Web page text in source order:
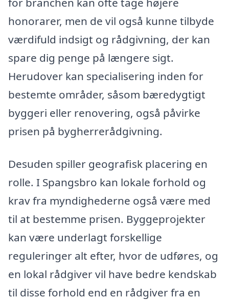
honorarer, men de vil også kunne tilbyde
værdifuld indsigt og rådgivning, der kan
spare dig penge på længere sigt.
Herudover kan specialisering inden for
bestemte områder, såsom bæredygtigt
byggeri eller renovering, også påvirke
prisen på bygherrerådgivning.
Desuden spiller geografisk placering en
rolle. I Spangsbro kan lokale forhold og
krav fra myndighederne også være med
til at bestemme prisen. Byggeprojekter
kan være underlagt forskellige
reguleringer alt efter, hvor de udføres, og
en lokal rådgiver vil have bedre kendskab
til disse forhold end en rådgiver fra en